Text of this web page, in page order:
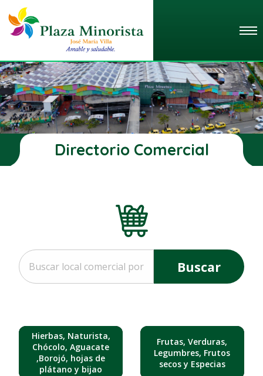
Directorio Comercial
Buscar
Hierbas, Naturista,
Chócolo, Aguacate
,Borojó, hojas de
plátano y bijao
Frutas, Verduras,
Legumbres, Frutos
secos y Especias